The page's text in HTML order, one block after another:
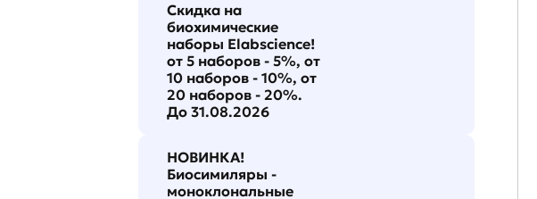
Скидка на
биохимические
наборы Elabscience!
от 5 наборов - 5%, от
10 наборов - 10%, от
20 наборов - 20%.
До 31.08.2026
НОВИНКА!
Биосимиляры -
моноклональные